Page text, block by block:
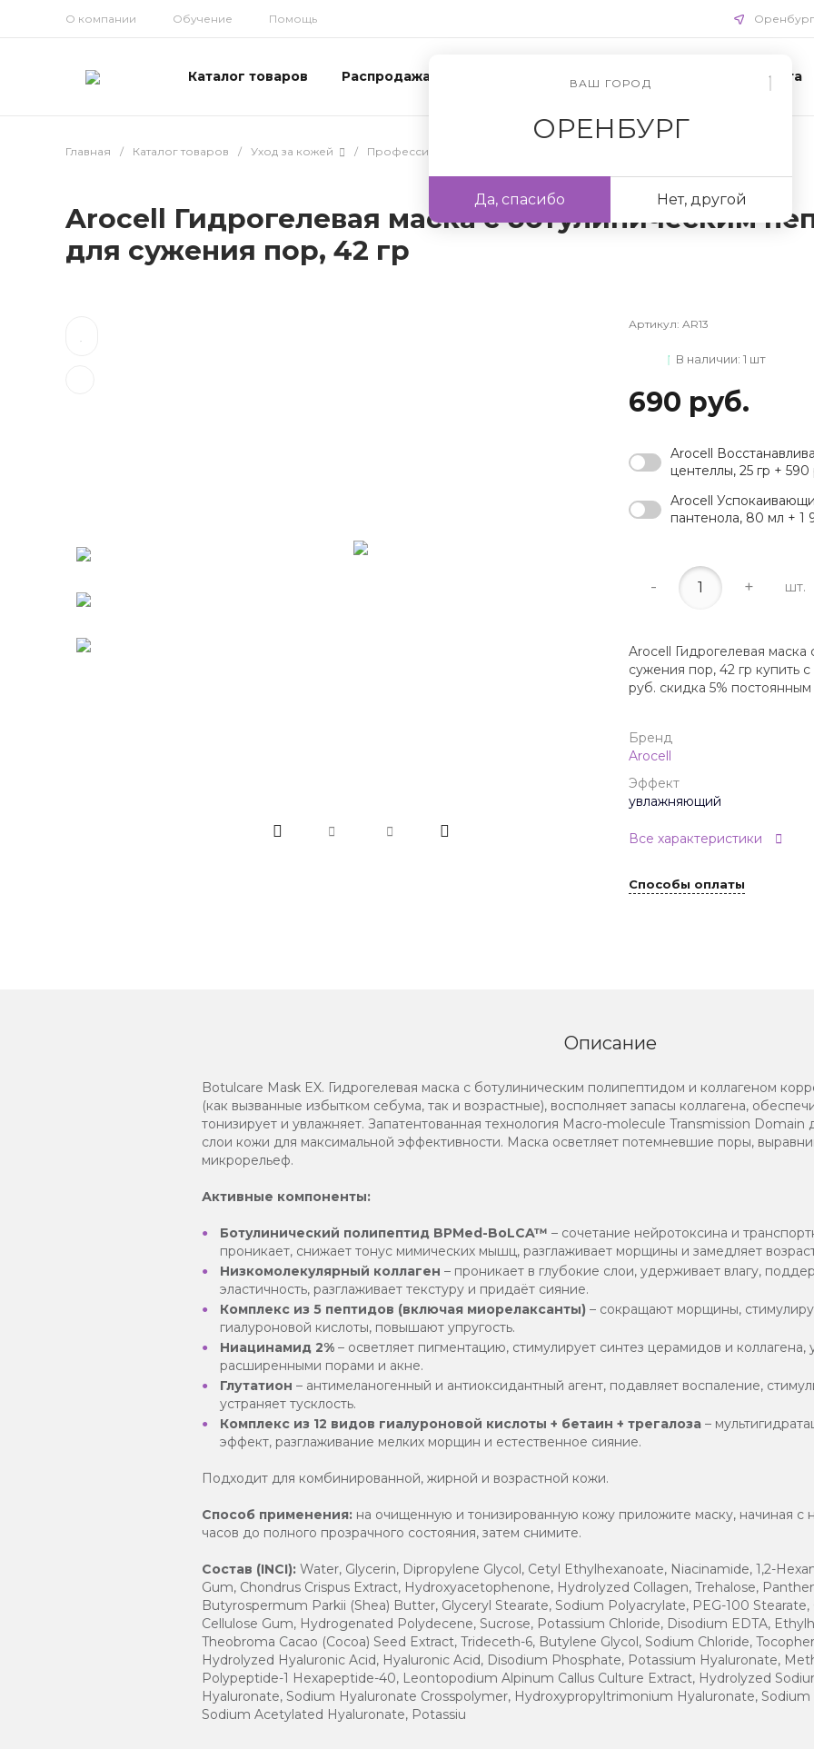
О компании Обучение Помощь Оренбург
ВАШ ГОРОД
ОРЕНБУРГ
Да, спасибо Нет, другой
Каталог товаров Распродажа Схемы ухода Доставка и оплата
Главная / Каталог товаров / Уход за кожей / Профессиональная уходовая косметика для лица
Arocell Гидрогелевая маска с ботулиническим
для сужения пор, 42 гр
Артикул: AR13
В наличии: 1 шт
690 руб.
Arocell
центеллы, 25 гр + 590
Arocell
пантенола, 80 мл + 1
- + шт.
Arocell Гидрогелевая
сужения пор, 42 гр купить
руб. скидка 5%
Бренд
Arocell
Эффект
увлажняющий
Все характеристики
Способы оплаты
Описание
Botulcare Mask EX. Гидрогелевая маска с ботулиническим полипептидом и коллагеном
(как вызванные избытком себума, так и возрастные), восполняет запасы коллагена,
тонизирует и увлажняет. Запатентованная технология Macro-molecule Transmission Domain
слои кожи для максимальной эффективности. Маска осветляет потемневшие поры,
микрорельеф.
Активные компоненты:
Ботулинический полипептид BPMed-BoLCA™ – сочетание нейротоксина и
проникает, снижает тонус мимических мышц, разглаживает морщины и замедляет
Низкомолекулярный коллаген – проникает в глубокие слои, удерживает влагу,
эластичность, разглаживает текстуру и придаёт сияние.
Комплекс из 5 пептидов (включая миорелаксанты) – сокращают морщины,
гиалуроновой кислоты, повышают упругость.
Ниацинамид 2% – осветляет пигментацию, стимулирует синтез церамидов и коллагена,
расширенными порами и акне.
Глутатион – антимеланогенный и антиоксидантный агент, подавляет воспаление,
устраняет тусклость.
Комплекс из 12 видов гиалуроновой кислоты + бетаин + трегалоза –
эффект, разглаживание мелких морщин и естественное сияние.
Подходит для комбинированной, жирной и возрастной кожи.
Способ применения: на очищенную и тонизированную кожу приложите маску, начиная с
часов до полного прозрачного состояния, затем снимите.
Состав (INCI): Water, Glycerin, Dipropylene Glycol, Cetyl Ethylhexanoate, Niacinamide, 1,2-
Gum, Chondrus Crispus Extract, Hydroxyacetophenone, Hydrolyzed Collagen, Trehalose,
Butyrospermum Parkii (Shea) Butter, Glyceryl Stearate, Sodium Polyacrylate, PEG-100
Cellulose Gum, Hydrogenated Polydecene, Sucrose, Potassium Chloride, Disodium EDTA,
Theobroma Cacao (Cocoa) Seed Extract, Trideceth-6, Butylene Glycol, Sodium Chloride,
Hydrolyzed Hyaluronic Acid, Hyaluronic Acid, Disodium Phosphate, Potassium Hyaluronate,
Polypeptide-1 Hexapeptide-40, Leontopodium Alpinum Callus Culture Extract, Hydrolyzed
Hyaluronate, Sodium Hyaluronate Crosspolymer, Hydroxypropyltrimonium Hyaluronate,
Sodium Acetylated Hyaluronate, Potassiu